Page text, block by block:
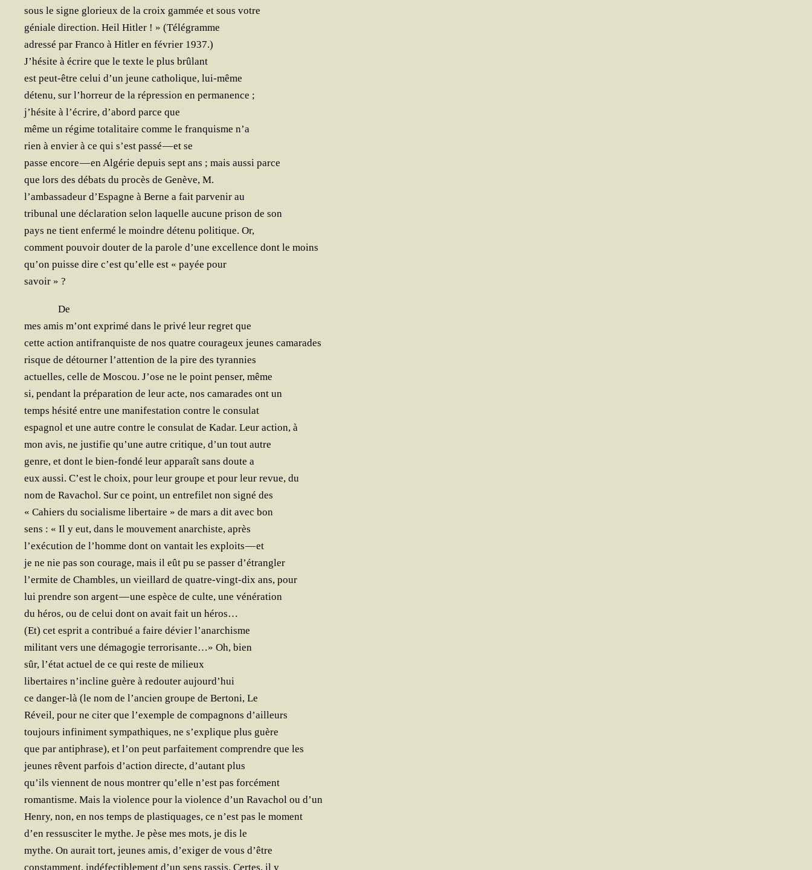
sous le signe glo­rieux de la croix gam­mée et sous votre
géniale direc­tion. Heil Hit­ler ! » (Télé­gramme
adres­sé par Fran­co à Hit­ler en février 1937.)
J’hésite à écrire que le texte le plus brûlant
est peut-être celui d’un jeune catho­lique, lui-même
déte­nu, sur l’horreur de la répres­sion en permanence ;
j’hésite à l’écrire, d’abord parce que
même un régime tota­li­taire comme le fran­quisme n’a
rien à envier à ce qui s’est pas­sé — et se
passe encore — en Algé­rie depuis sept ans ; mais aus­si parce
que lors des débats du pro­cès de Genève, M.
l’ambassadeur d’Espagne à Berne a fait par­ve­nir au
tri­bu­nal une décla­ra­tion selon laquelle aucune pri­son de son
pays ne tient enfer­mé le moindre déte­nu poli­tique. Or,
com­ment pou­voir dou­ter de la parole d’une excel­lence dont le moins
qu’on puisse dire c’est qu’elle est « payée pour
savoir » ?
De
mes amis m’ont expri­mé dans le pri­vé leur regret que
cette action anti­fran­quiste de nos quatre cou­ra­geux jeunes camarades
risque de détour­ner l’attention de la pire des tyrannies
actuelles, celle de Mos­cou. J’ose ne le point pen­ser, même
si, pen­dant la pré­pa­ra­tion de leur acte, nos cama­rades ont un
temps hési­té entre une mani­fes­ta­tion contre le consulat
espa­gnol et une autre contre le consu­lat de Kadar. Leur action, à
mon avis, ne jus­ti­fie qu’une autre cri­tique, d’un tout autre
genre, et dont le bien-fon­dé leur appa­raît sans doute a
eux aus­si. C’est le choix, pour leur groupe et pour leur revue, du
nom de Rava­chol. Sur ce point, un entre­fi­let non signé des
« Cahiers du socia­lisme liber­taire » de mars a dit avec bon
sens : « Il y eut, dans le mou­ve­ment anar­chiste, après
l’exécution de l’homme dont on van­tait les exploits — et
je ne nie pas son cou­rage, mais il eût pu se pas­ser d’étrangler
l’ermite de Chambles, un vieillard de quatre-vingt-dix ans, pour
lui prendre son argent — une espèce de culte, une vénération
du héros, ou de celui dont on avait fait un héros…
(Et) cet esprit a contri­bué a faire dévier l’anarchisme
mili­tant vers une déma­go­gie ter­ro­ri­sante…» Oh, bien
sûr, l’état actuel de ce qui reste de milieux
liber­taires n’incline guère à redou­ter aujourd’hui
ce dan­ger-là (le nom de l’ancien groupe de Ber­to­ni, Le
Réveil, pour ne citer que l’exemple de com­pa­gnons d’ailleurs
tou­jours infi­ni­ment sym­pa­thiques, ne s’explique plus guère
que par anti­phrase), et l’on peut par­fai­te­ment com­prendre que les
jeunes rêvent par­fois d’action directe, d’autant plus
qu’ils viennent de nous mon­trer qu’elle n’est pas forcément
roman­tisme. Mais la vio­lence pour la vio­lence d’un Rava­chol ou d’un
Hen­ry, non, en nos temps de plas­ti­quages, ce n’est pas le moment
d’en res­sus­ci­ter le mythe. Je pèse mes mots, je dis le
mythe. On aurait tort, jeunes amis, d’exiger de vous d’être
constam­ment, indé­fec­ti­ble­ment d’un sens ras­sis. Certes, il y